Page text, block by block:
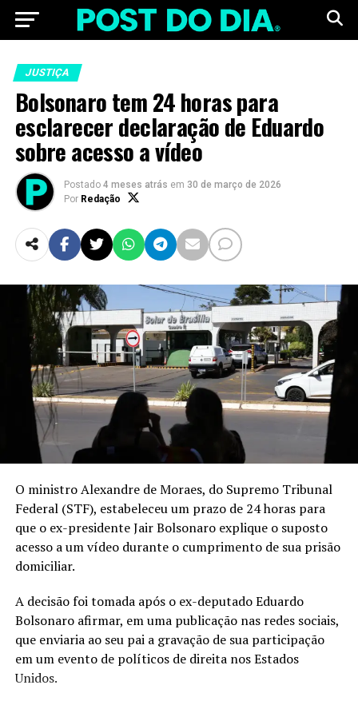
JUSTIÇA
Bolsonaro tem 24 horas para
esclarecer declaração de Eduardo
sobre acesso a vídeo
Postado 4 meses atrás em 30 de março de 2026
Por Redação
O ministro Alexandre de Moraes, do Supremo Tribunal
Federal (STF), estabeleceu um prazo de 24 horas para
que o ex-presidente Jair Bolsonaro explique o suposto
acesso a um vídeo durante o cumprimento de sua prisão
domiciliar.
A decisão foi tomada após o ex-deputado Eduardo
Bolsonaro afirmar, em uma publicação nas redes sociais,
que enviaria ao seu pai a gravação de sua participação
em um evento de políticos de direita nos Estados
Unidos.